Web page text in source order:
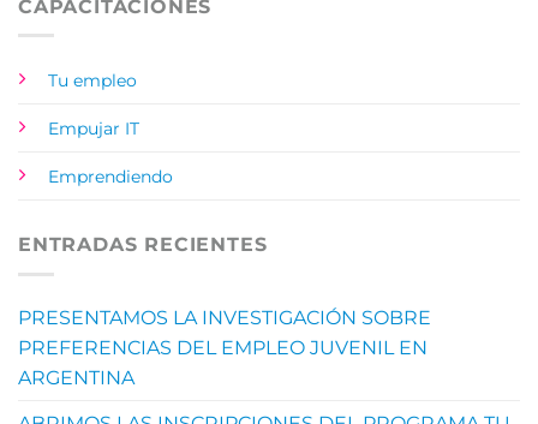
CAPACITACIONES
Tu empleo
Empujar IT
Emprendiendo
ENTRADAS RECIENTES
PRESENTAMOS LA INVESTIGACIÓN SOBRE
PREFERENCIAS DEL EMPLEO JUVENIL EN
ARGENTINA